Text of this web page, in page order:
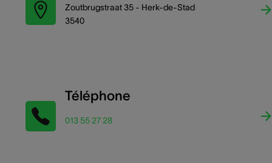
Zoutbrugstraat 35 - Herk-de-Stad
3540
Téléphone
013 55 27 28